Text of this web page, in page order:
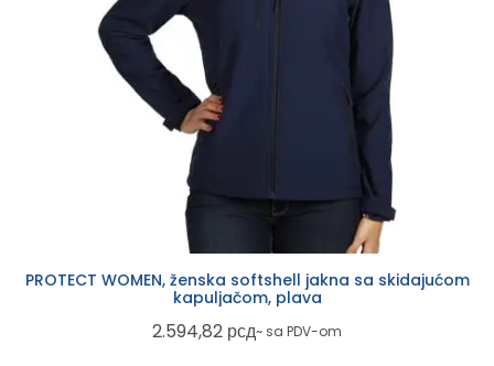
PROTECT WOMEN, ženska softshell jakna sa skidajućom
kapuljačom, plava
2.594,82 рсд~ sa PDV-om